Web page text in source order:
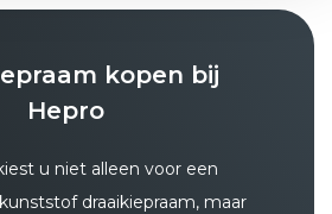
kopen bij
Hepro
u niet alleen voor een
draaikiepraam, maar